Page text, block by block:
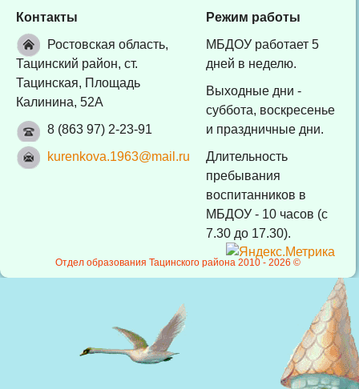
Контакты
Ростовская область,
Тацинский район, ст.
Тацинская, Площадь
Калинина, 52А
8 (863 97) 2-23-91
kurenkova.1963@mail.ru
Режим работы
МБДОУ работает 5
дней в неделю.
Выходные дни -
суббота, воскресенье
и праздничные дни.
Длительность
пребывания
воспитанников в
МБДОУ - 10 часов (с
7.30 до 17.30).
Отдел образования Тацинского района 2010 - 2026 ©